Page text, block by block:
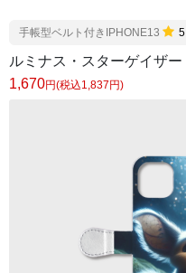
手帳型ベルト付きIPHONE13 5
ルミナス・スターゲイザー
1,670円(税込1,837円)